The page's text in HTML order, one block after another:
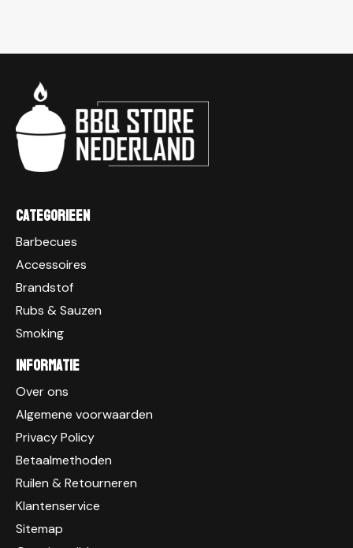
Categorieen
Barbecues
Accessoires
Brandstof
Rubs & Sauzen
Smoking
Informatie
Over ons
Algemene voorwaarden
Privacy Policy
Betaalmethoden
Ruilen & Retourneren
Klantenservice
Sitemap